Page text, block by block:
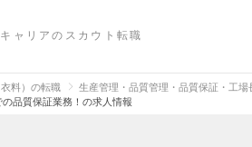
ャリアのスカウト転職
料）の転職
生産管理・品質管理・品質保証・工
品質保証業務！の求人情報